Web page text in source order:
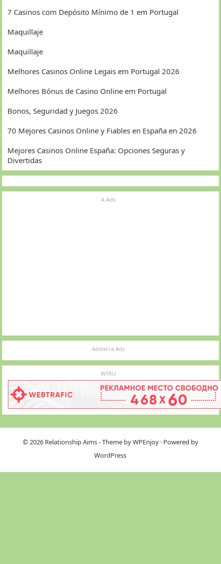
7 Casinos com Depósito Mínimo de 1 em Portugal
Maquillaje
Maquillaje
Melhores Casinos Online Legais em Portugal 2026
Melhores Bónus de Casino Online em Portugal
Bonos, Seguridad y Juegos 2026
70 Mejores Casinos Online y Fiables en España en 2026
Mejores Casinos Online España: Opciones Seguras y
Divertidas
A Ads
Adsterra Ads
WTRU
© 2026 Relationship Aims- Theme byWPEnjoy· Powered by
WordPress